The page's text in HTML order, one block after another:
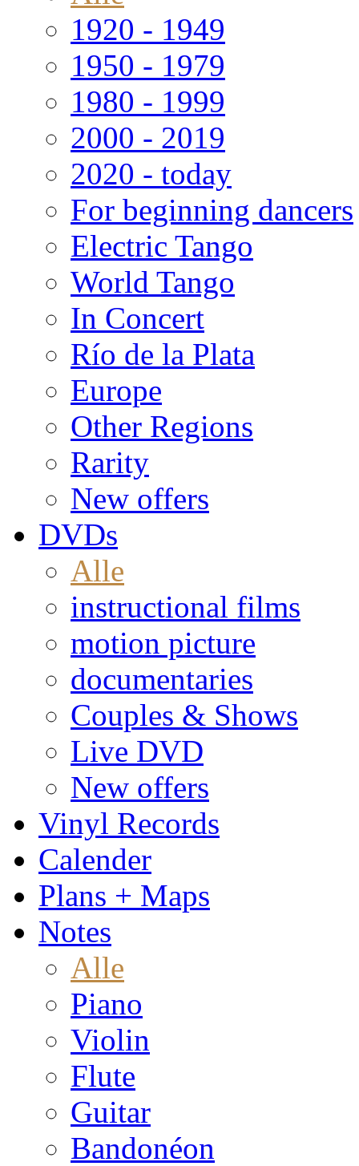
1920 - 1949
1950 - 1979
1980 - 1999
2000 - 2019
2020 - today
For beginning dancers
Electric Tango
World Tango
In Concert
Río de la Plata
Europe
Other Regions
Rarity
New offers
DVDs
Alle
instructional films
motion picture
documentaries
Couples & Shows
Live DVD
New offers
Vinyl Records
Calender
Plans + Maps
Notes
Alle
Piano
Violin
Flute
Guitar
Bandonéon